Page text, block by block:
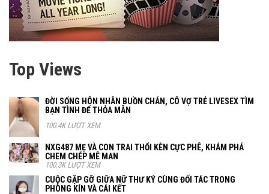
Top Views
ĐỜI SỐNG HÔN NHÂN BUỒN CHÁN, CÔ VỢ TRẺ LIVESEX TÌM
BẠN TÌNH ĐỂ THỎA MÃN
100.4K LƯỢT XEM
NXG487 MẸ VÀ CON TRAI THỔI KÈN CỰC PHÊ, KHÁM PHÁ
CHEM CHÉP MÊ MAN
100.3K LƯỢT XEM
CUỘC GẶP GỠ GIỮA NỮ THƯ KÝ CÙNG ĐỐI TÁC TRONG
PHÒNG KÍN VÀ CÁI KẾT